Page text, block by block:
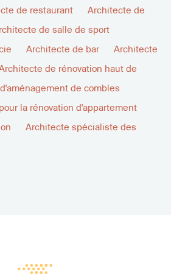
de restaurant
Architecte de
de salle de sport
Architecte de bar
Architecte
de rénovation haut de
de combles
la rénovation d'appartement
Architecte spécialiste des